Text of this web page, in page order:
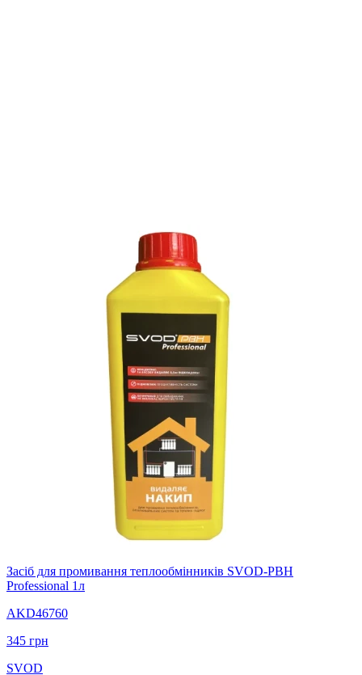
Засіб для промивання теплообмінників SVOD-РВН
Professional 1л
AKD46760
345 грн
SVOD